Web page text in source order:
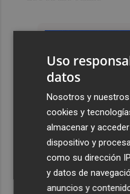
Uso
datos
Nosotros y
cookies y
almacenar y
dispositivo y
como su dirección
y datos de
anuncios y